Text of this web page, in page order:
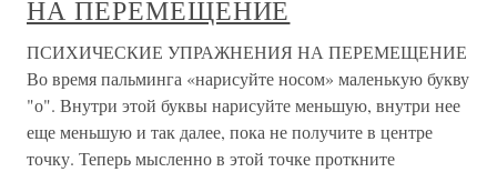
НА ПЕРЕМЕЩЕНИЕ
ПСИХИЧЕСКИЕ УПРАЖНЕНИЯ НА ПЕРЕМЕЩЕНИЕ
Во время пальминга «нарисуйте носом» маленькую букву
"о". Внутри этой буквы нарисуйте меньшую, внутри нее
еще меньшую и так далее, пока не получите в центре
точку. Теперь мысленно в этой точке проткните